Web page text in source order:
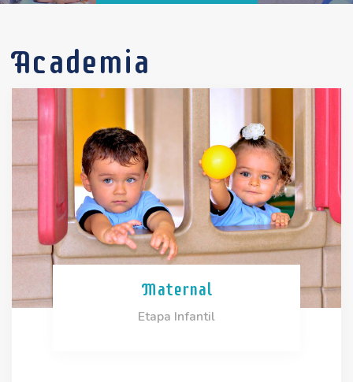
Academia
Maternal
Etapa Infantil